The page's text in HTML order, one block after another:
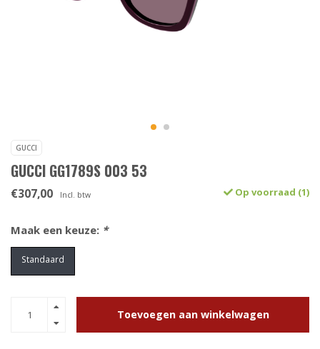
GUCCI
GUCCI GG1789S 003 53
€307,00 Incl. btw Op voorraad (1)
Maak een keuze: *
Standaard
Toevoegen aan winkelwagen